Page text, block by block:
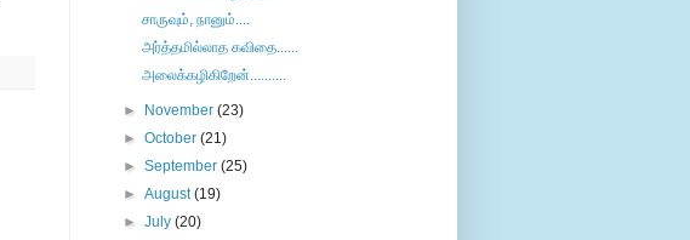
சாருவும், நானும்....
அர்த்தமில்லாத கவிதை......
அலைக்கழிகிறேன்..........
► November(23)
►October(21)
►September(25)
►August(19)
►July(20)